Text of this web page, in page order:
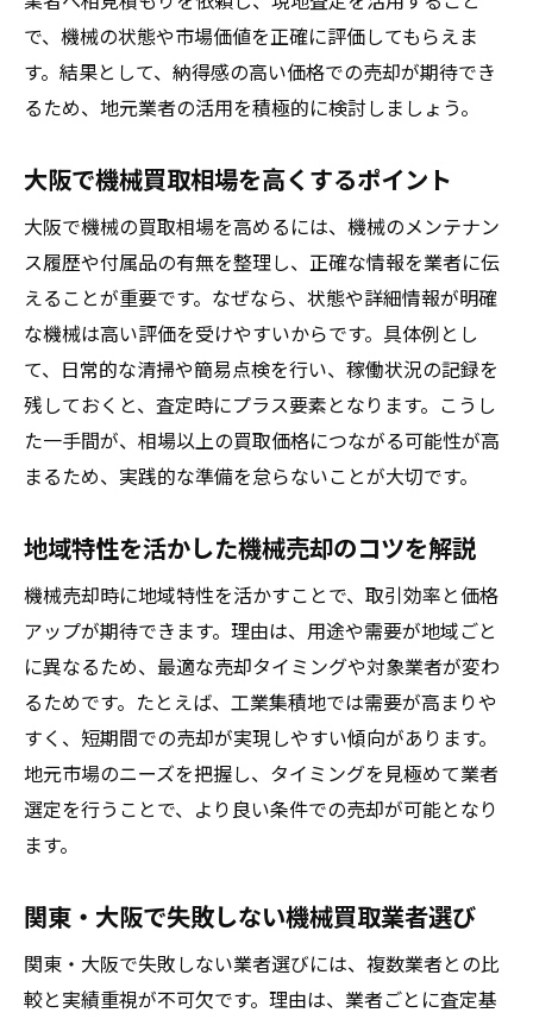
で、機械の状態や市場価値を正確に評価してもらえま
す。結果として、納得感の高い価格での売却が期待でき
るため、地元業者の活用を積極的に検討しましょう。
大阪で機械買取相場を高くするポイント
大阪で機械の買取相場を高めるには、機械のメンテナン
ス履歴や付属品の有無を整理し、正確な情報を業者に伝
えることが重要です。なぜなら、状態や詳細情報が明確
な機械は高い評価を受けやすいからです。具体例とし
て、日常的な清掃や簡易点検を行い、稼働状況の記録を
残しておくと、査定時にプラス要素となります。こうし
た一手間が、相場以上の買取価格につながる可能性が高
まるため、実践的な準備を怠らないことが大切です。
地域特性を活かした機械売却のコツを解説
機械売却時に地域特性を活かすことで、取引効率と価格
アップが期待できます。理由は、用途や需要が地域ごと
に異なるため、最適な売却タイミングや対象業者が変わ
るためです。たとえば、工業集積地では需要が高まりや
すく、短期間での売却が実現しやすい傾向があります。
地元市場のニーズを把握し、タイミングを見極めて業者
選定を行うことで、より良い条件での売却が可能となり
ます。
関東・大阪で失敗しない機械買取業者選び
関東・大阪で失敗しない業者選びには、複数業者との比
較と実績重視が不可欠です。理由は、業者ごとに査定基